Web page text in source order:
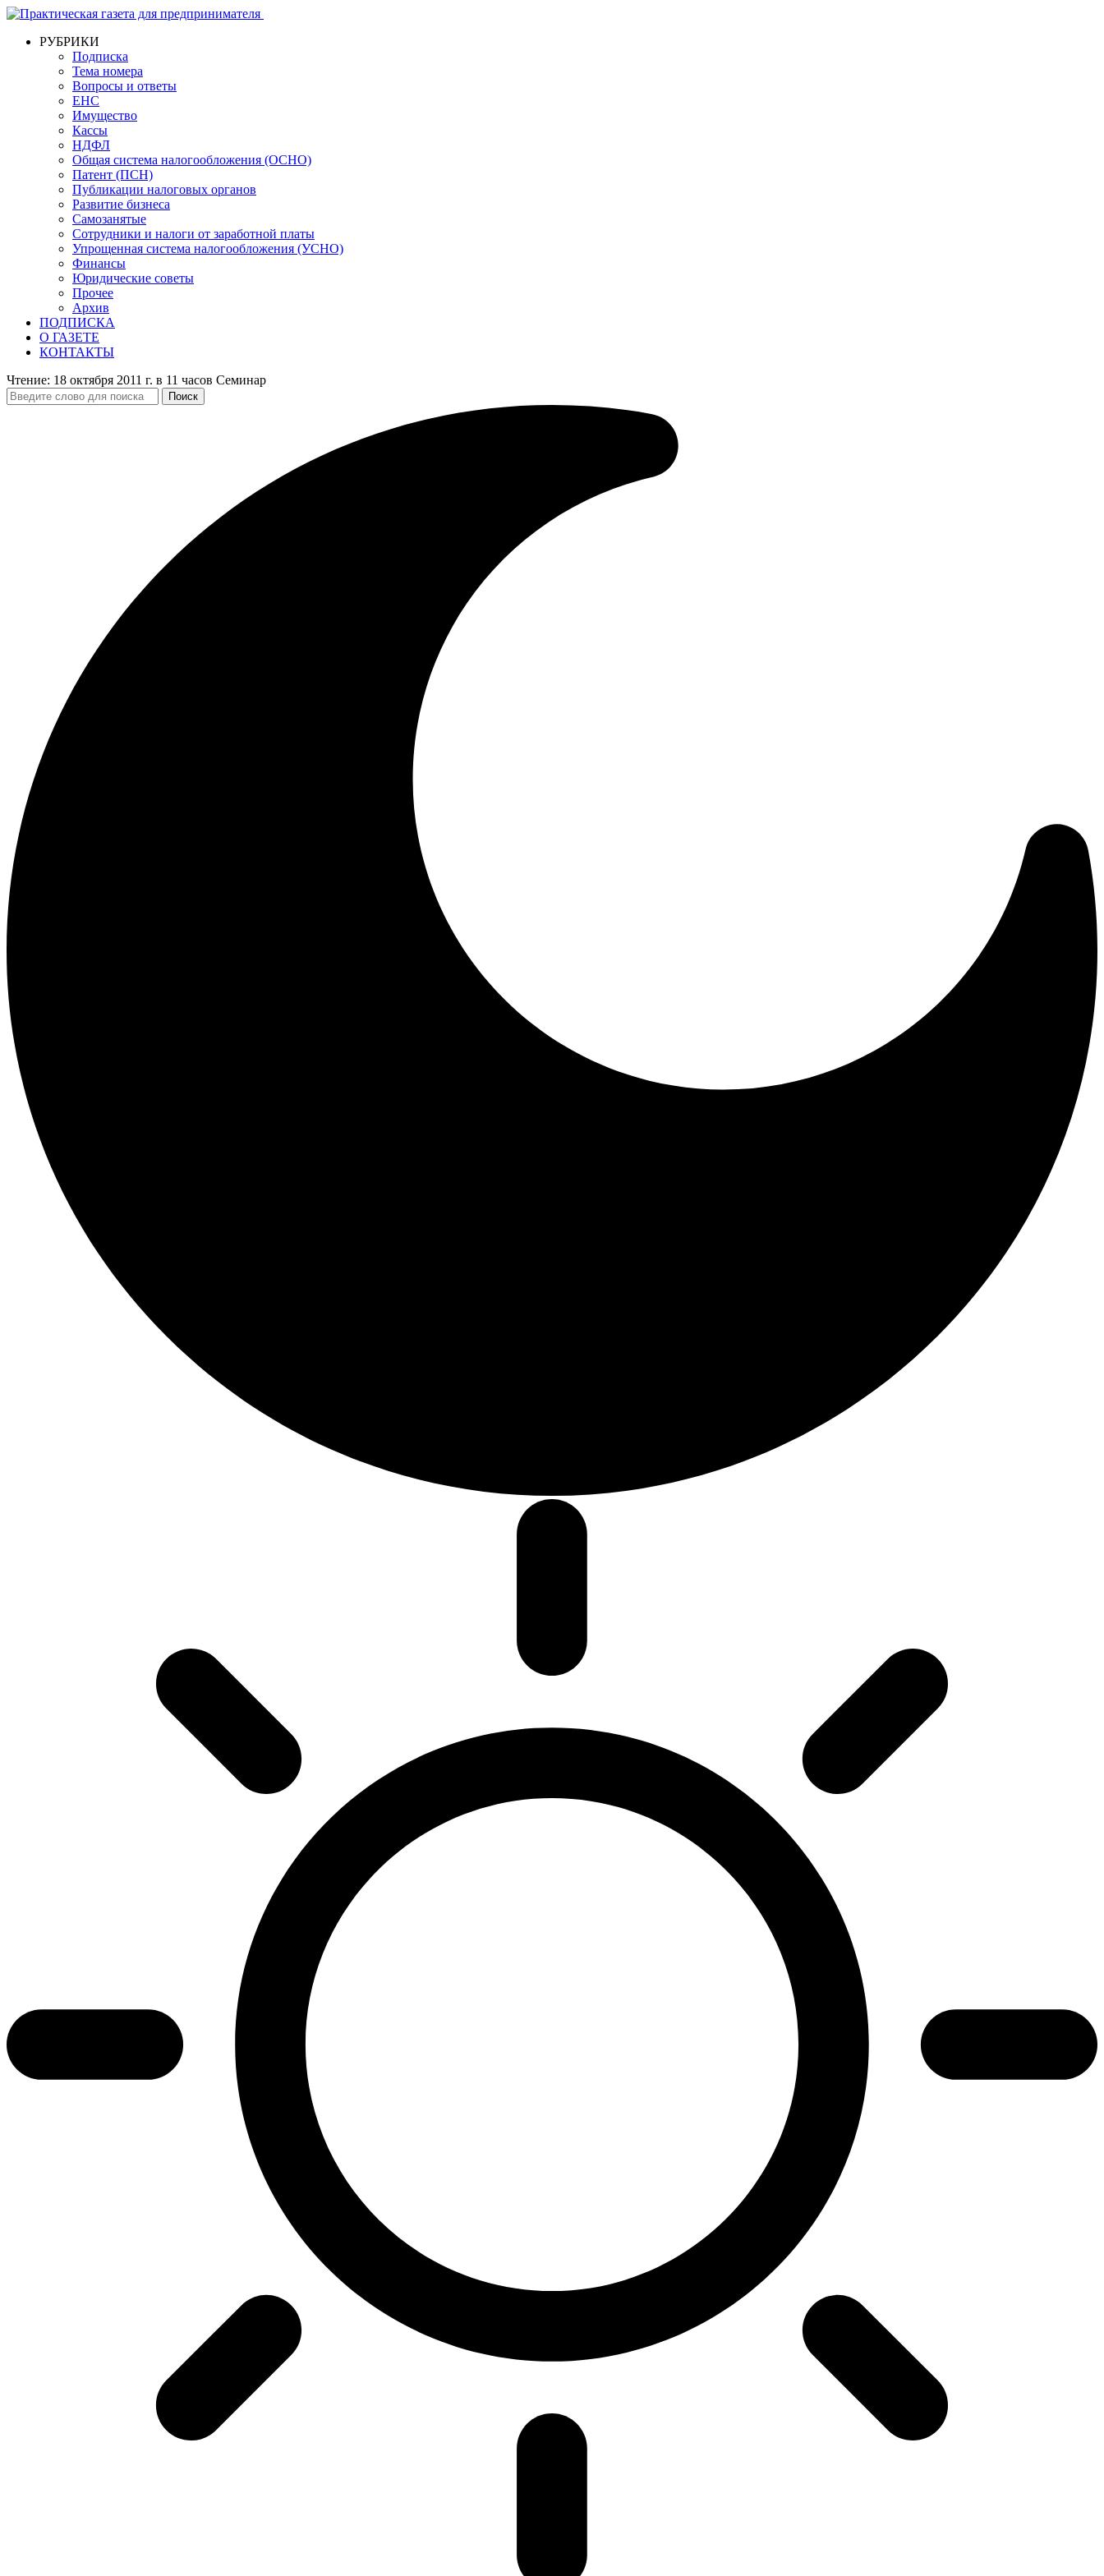
РУБРИКИ
Подписка
Тема номера
Вопросы и ответы
ЕНС
Имущество
Кассы
НДФЛ
Общая система налогообложения (ОСНО)
Патент (ПСН)
Публикации налоговых органов
Развитие бизнеса
Самозанятые
Сотрудники и налоги от заработной платы
Упрощенная система налогообложения (УСНО)
Финансы
Юридические советы
Прочее
Архив
ПОДПИСКА
О ГАЗЕТЕ
КОНТАКТЫ
Чтение: 18 октября 2011 г. в 11 часов Cеминар